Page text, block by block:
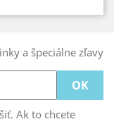
a špeciálne zľavy
Ak to chcete